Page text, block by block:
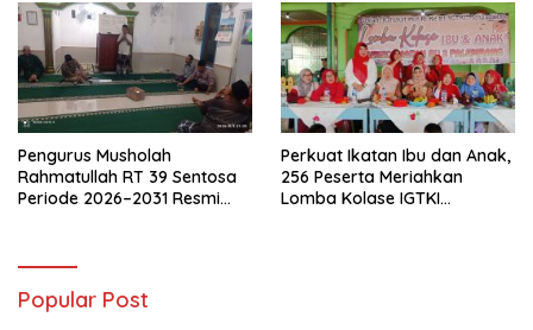
Pengurus Musholah
Rahmatullah RT 39 Sentosa
Periode 2026–2031 Resmi
Perkuat Ikatan Ibu dan Anak,
256 Peserta Meriahkan
Lomba Kolase IGTKI
Popular Post